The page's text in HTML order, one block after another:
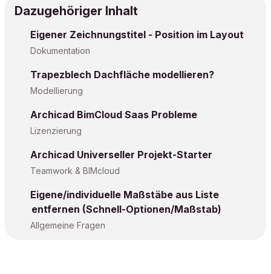
Dazugehöriger Inhalt
Eigener Zeichnungstitel - Position im Layout
Dokumentation
Trapezblech Dachfläche modellieren?
Modellierung
Archicad BimCloud Saas Probleme
Lizenzierung
Archicad Universeller Projekt-Starter
Teamwork & BIMcloud
Eigene/individuelle Maßstäbe aus Liste
entfernen (Schnell-Optionen/Maßstab)
Allgemeine Fragen